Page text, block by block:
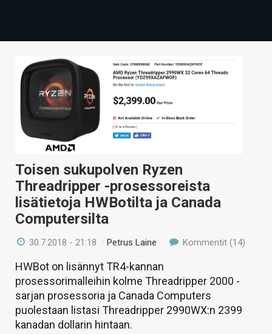
TECHBBS
TIETOA
HINTA.FI
KAUPPA
VAIHDA TEEMA
HAKU
Toisen sukupolven Ryzen
Threadripper -prosessoreista
lisätietoja HWBotilta ja Canada
Computersilta
30.7.2018 - 21:18 /Petrus Laine Kommentit (14)
HWBot on lisännyt TR4-kannan
prosessorimalleihin kolme Threadripper 2000 -
sarjan prosessoria ja Canada Computers
puolestaan listasi Threadripper 2990WX:n 2399
kanadan dollarin hintaan.